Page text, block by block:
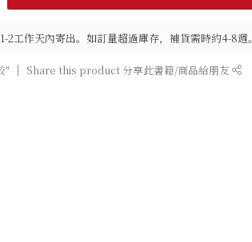
2工作天內寄出。如訂量超過庫存，補貨需時約4-8週。
" Share this product 分享此書籍/商品給朋友